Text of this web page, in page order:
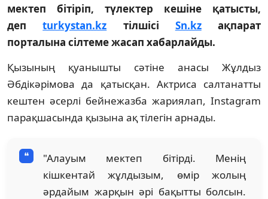
мектеп бітіріп, түлектер кешіне қатысты,
депturkystan.kz тілшісі Sn.kzақпарат
порталына сілтеме жасап хабарлайды.
Қызының қуанышты сәтіне анасы Жұлдыз
Әбдікәрімова да қатысқан. Актриса салтанатты
кештен әсерлі бейнежазба жариялап, Instagram
парақшасында қызына ақ тілегін арнады.
"Алауым мектеп бітірді. Менің
кішкентай жұлдызым, өмір жолың
әрдайым жарқын әрі бақытты болсын.